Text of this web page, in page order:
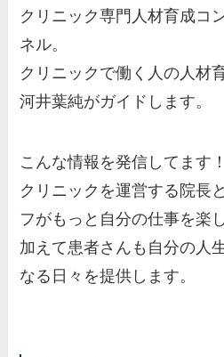
クリニック専門人材育成コ
ネル。
クリニックで働く人の人材
河井葉純がガイドします。
こんな情報を発信してます！
クリニックを運営する院長
フがもっと自分の仕事を楽
加えて患者さんも自分の人
なる日々を提供します。